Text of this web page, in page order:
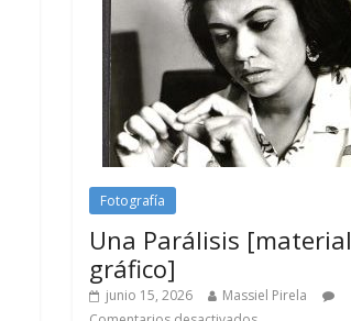
Fotografía
Una Parálisis [material
gráfico]
junio 15, 2026
Massiel Pirela